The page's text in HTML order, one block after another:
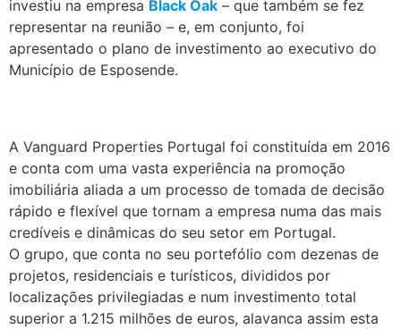
investiu na empresa Black Oak – que também se fez
representar na reunião – e, em conjunto, foi
apresentado o plano de investimento ao executivo do
Município de Esposende.
A Vanguard Properties Portugal foi constituída em 2016
e conta com uma vasta experiência na promoção
imobiliária aliada a um processo de tomada de decisão
rápido e flexível que tornam a empresa numa das mais
credíveis e dinâmicas do seu setor em Portugal.
O grupo, que conta no seu portefólio com dezenas de
projetos, residenciais e turísticos, divididos por
localizações privilegiadas e num investimento total
superior a 1.215 milhões de euros, alavanca assim esta